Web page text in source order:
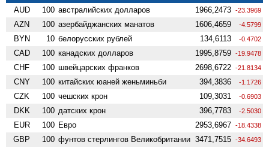
AUD 100 австралийских долларов 1966,2473 -23.3969
AZN 100 азербайджанских манатов 1606,4659 -4.5799
BYN 10 белорусских рублей 134,6113 -0.4702
CAD 100 канадских долларов 1995,8759 -19.9478
CHF 100 швейцарских франков 2698,6722 -21.8134
CNY 100 китайских юаней женьминьби 394,3836 -1.1726
CZK 100 чешских крон 109,3031 -0.6903
DKK 100 датских крон 396,7783 -2.5030
EUR 100 Евро 2953,6967 -18.4338
GBP 100 фунтов стерлингов Велико­британии 3471,7515 -34.6493